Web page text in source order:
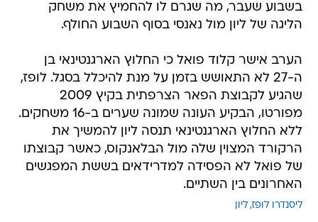
בשבוע שעבר, מה שגרם לו להחמיץ את משחק
הליגה של ליון מול נאנסי בסוף השבוע החולף.
הערב אישר קלוד פואל כי החלוץ הארגנטינאי בן
ה-27 לא התאושש בזמן על מנת להיכלל בסגל. לופז,
שהגיע לקבוצת הפאר הצרפתית בקיץ 2009
מפורטו, הבקיע העונה שמונה שערים ב-16 משחקים.
ללא החלוץ הארגנטינאי תנסה ליון להמשיך את
הרקורד המצוין שלה מול הבלאנקוס, כאשר קבוצתו
של פואל לא הפסידה למדרידאים בששת המפגשים
האחרונים בין השתיים.
ליסנדרו לופז ליון